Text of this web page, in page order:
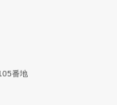
番地